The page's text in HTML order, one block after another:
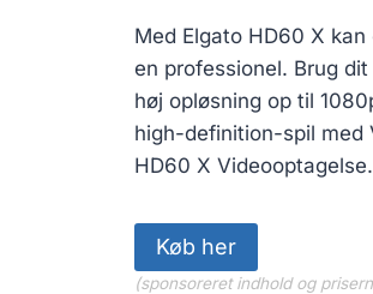
was:
Med Elgato HD60 X
en professionel. Brug
høj opløsning op til
high-definition-spil med
HD60 X Videooptagelse.
Køb her
(sponsoreret indhold og